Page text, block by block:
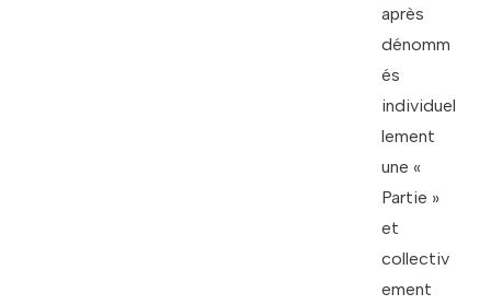
après
dénomm
és
individuel
lement
une «
Partie »
et
collectiv
ement